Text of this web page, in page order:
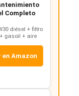
Completo
diésel + filtro
gasoil + aire
en Amazon